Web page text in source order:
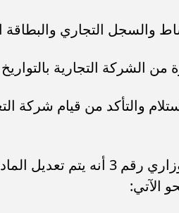
والسجل التجاري والبطاقة
من الشركة التجارية
والتأكد من قيام شركة
ونصت المادة الثانية من التوجيه